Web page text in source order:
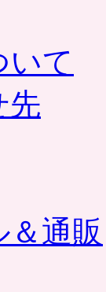
いて
先
＆通販